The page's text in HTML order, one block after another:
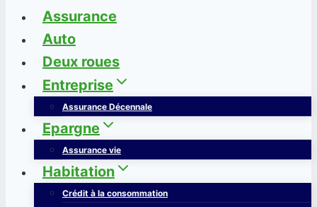
Assurance
Auto
Deux roues
Entreprise
Assurance Décennale
Epargne
Assurance vie
Habitation
Crédit à la consommation